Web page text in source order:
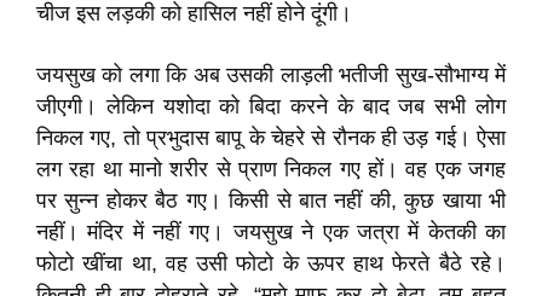
चीज इस लड़की को हासिल नहीं होने दूंगी।
जयसुख को लगा कि अब उसकी लाड़ली भतीजी सुख-सौभाग्य में
जीएगी। लेकिन यशोदा को बिदा करने के बाद जब सभी लोग
निकल गए, तो प्रभुदास बापू के चेहरे से रौनक ही उड़ गई। ऐसा
लग रहा था मानो शरीर से प्राण निकल गए हों। वह एक जगह
पर सुन्न होकर बैठ गए। किसी से बात नहीं की, कुछ खाया भी
नहीं। मंदिर में नहीं गए। जयसुख ने एक जत्रा में केतकी का
फोटो खींचा था, वह उसी फोटो के ऊपर हाथ फेरते बैठे रहे।